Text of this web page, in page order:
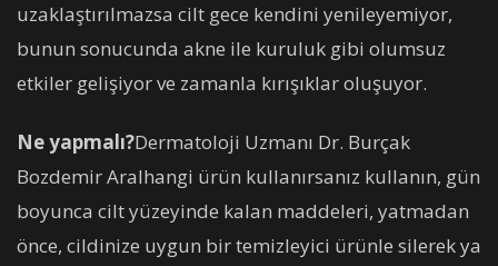
uzaklaştırılmazsa cilt gece kendini yenileyemiyor,
bunun sonucunda akne ile kuruluk gibi olumsuz
etkiler gelişiyor ve zamanla kırışıklar oluşuyor.
Ne yapmalı?Dermatoloji Uzmanı Dr. Burçak
Bozdemir Aralhangi ürün kullanırsanız kullanın, gün
boyunca cilt yüzeyinde kalan maddeleri, yatmadan
önce, cildinize uygun bir temizleyici ürünle silerek ya